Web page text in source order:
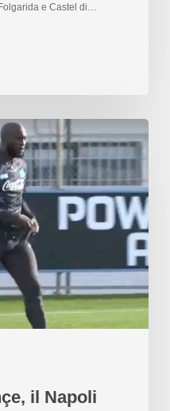
e Castel di…
il Napoli